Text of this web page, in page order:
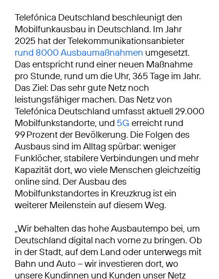
Telefónica Deutschland beschleunigt den
Mobilfunkausbau in Deutschland. Im Jahr
2025 hat der Telekommunikationsanbieter
rund 8000 Ausbaumaßnahmen umgesetzt.
Das entspricht rund einer neuen Maßnahme
pro Stunde, rund um die Uhr, 365 Tage im Jahr.
Das Ziel: Das sehr gute Netz noch
leistungsfähiger machen. Das Netz von
Telefónica Deutschland umfasst aktuell 29.000
Mobilfunkstandorte, und 5G erreicht rund
99 Prozent der Bevölkerung. Die Folgen des
Ausbaus sind im Alltag spürbar: weniger
Funklöcher, stabilere Verbindungen und mehr
Kapazität dort, wo viele Menschen gleichzeitig
online sind. Der Ausbau des
Mobilfunkstandortes in Kreuzkrug ist ein
weiterer Meilenstein auf diesem Weg.
„Wir behalten das hohe Ausbautempo bei, um
Deutschland digital nach vorne zu bringen. Ob
in der Stadt, auf dem Land oder unterwegs mit
Bahn und Auto – wir investieren dort, wo
unsere Kundinnen und Kunden unser Netz